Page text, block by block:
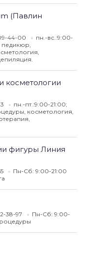
(Павлин
44-00
пн.-вс.:9:00-
педикюр,
косметологии
пн.-пт.:9:00-21:00;
косметология,
фигуры Линия
Пн-Сб: 9:00-21:00
38-97
Пн-Сб: 9:00-